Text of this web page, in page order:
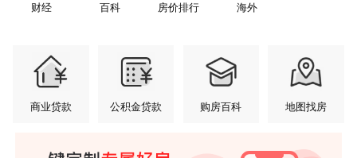
财经 百科 房价排行 海外
商业贷款 公积金贷款 购房百科 地图找房